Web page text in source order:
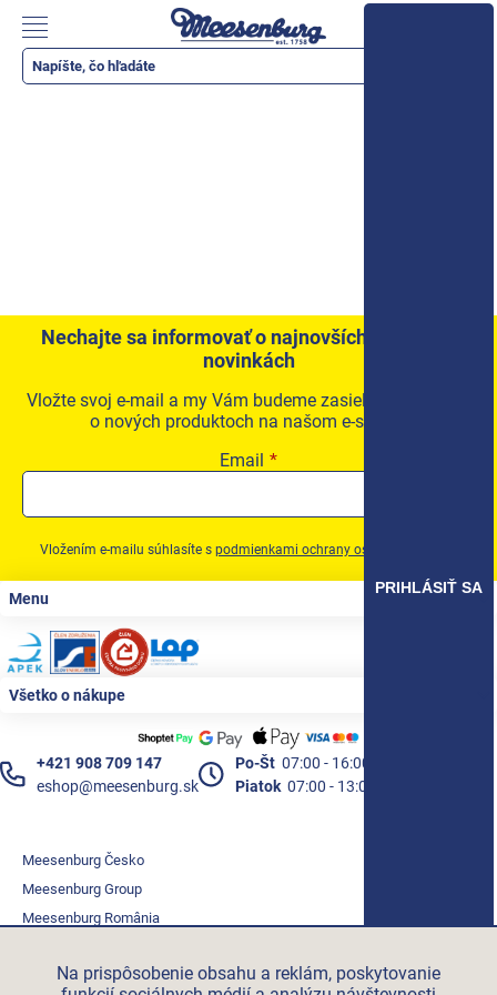
Na prispôsobenie obsahu a reklám, poskytovanie
obsah
Prihlásenie
Katalóg produktov
Elektrické + AKU náradie
Zabezpečenie
Dom, byt, záhrada
Cyklistika/moto
Produkty podľa profesie
Akčná ponuka
Fotovoltaické systémy
Predsadená montáž okien Triotherm+
Vetracia technika
Kontakty
Nechajte sa informovať o najnovších akciách a
novinkách
Vložte svoj e-mail a my Vám budeme zasielať informácie
o nových produktoch na našom e-shope.
Email
Vložením e-mailu súhlasíte s podmienkami ochrany osobných údajov
PRIHLÁSIŤ SA
Zápätie
Menu
Všetko o nákupe
+421 908 709 147
eshop@meesenburg.sk
Po-Št 07:00 - 16:00
Piatok 07:00 - 13:00
Meesenburg Česko
Meesenburg Group
Meesenburg România
Triotherm.cz